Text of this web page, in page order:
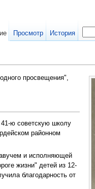
просвещения",
41-ю советскую школу
районном
и исполняющей
жизни" детей из 12-
благодарность от
Просмотр История